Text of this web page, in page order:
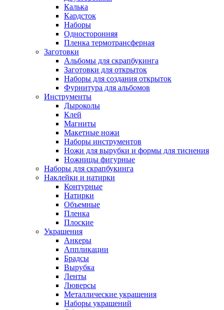
Калька
Кардсток
Наборы
Односторонняя
Пленка термотрансферная
Заготовки
Альбомы для скрапбукинга
Заготовки для открыток
Наборы для создания открыток
Фурнитура для альбомов
Инструменты
Дыроколы
Клей
Магниты
Макетные ножи
Наборы инструментов
Ножи для вырубки и формы для тиснения
Ножницы фигурные
Наборы для скрапбукинга
Наклейки и натирки
Контурные
Натирки
Объемные
Пленка
Плоские
Украшения
Анкеры
Аппликации
Брадсы
Вырубка
Ленты
Люверсы
Металлические украшения
Наборы украшений